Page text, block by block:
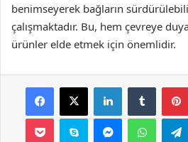
benimseyerek bağların
çalışmaktadır. Bu, hem çevreye
ürünler elde etmek için önemlidir.
Facebook
X LinkedInTumblr
Pocket Skype Messenger